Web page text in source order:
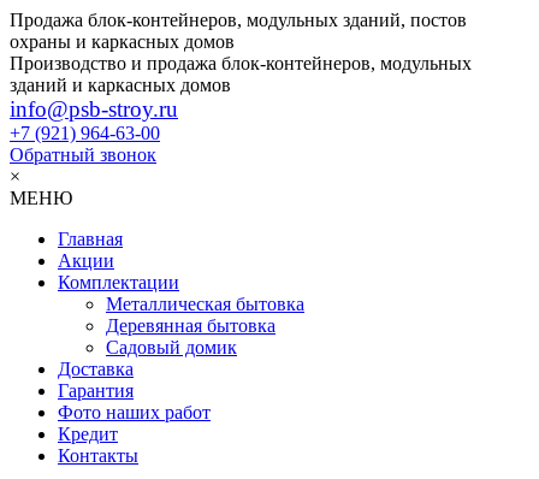
Продажа блок-контейнеров, модульных зданий, постов
охраны и каркасных домов
Производство и продажа блок-контейнеров, модульных
зданий и каркасных домов
info@psb-stroy.ru
+7 (921) 964-63-00
Обратный звонок
×
МЕНЮ
Главная
Акции
Комплектации
Металлическая бытовка
Деревянная бытовка
Садовый домик
Доставка
Гарантия
Фото наших работ
Кредит
Контакты